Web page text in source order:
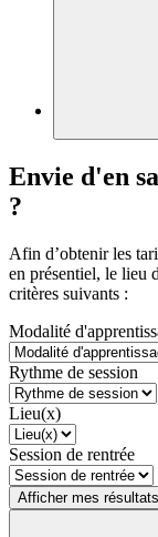
Envie d'en
?
Afin d’obtenir les
en présentiel, le lieu
critères suivants :
Modalité
Rythme de session
Lieu(x)
Session de rentrée
Afficher mes résultats